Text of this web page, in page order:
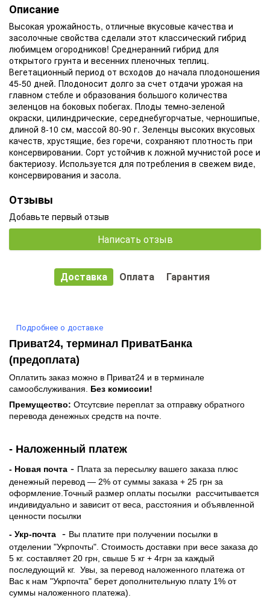
Описание
Высокая урожайность, отличные вкусовые качества и
засолочные свойства сделали этот классический гибрид
любимцем огородников! Среднеранний гибрид для
открытого грунта и весенних пленочных теплиц.
Вегетационный период от всходов до начала плодоношения
45-50 дней. Плодоносит долго за счет отдачи урожая на
главном стебле и образования большого количества
зеленцов на боковых побегах. Плоды темно-зеленой
окраски, цилиндрические, середнебугорчатые, черношипые,
длиной 8-10 см, массой 80-90 г. Зеленцы высоких вкусовых
качеств, хрустящие, без горечи, сохраняют плотность при
консервировании. Сорт устойчив к ложной мучнистой росе и
бактериозу. Используется для потребления в свежем виде,
консервирования и засола.
Отзывы
Добавьте первый отзыв
Написать отзыв
Доставка Оплата Гарантия
Подробнее о доставке
Приват24, терминал ПриватБанка
(предоплата)
Оплатить заказ можно в Приват24 и в терминале
самообслуживания. Без комиссии!
Премущество: Отсутсвие переплат за отправку обратного
перевода денежных средств на почте.
- Наложенный платеж
- Новая почта - Плата за пересылку вашего заказа плюс
денежный перевод — 2% от суммы заказа + 25 грн за
оформление.Точный размер оплаты посылки рассчитывается
индивидуально и зависит от веса, расстояния и объявленной
ценности посылки
- Укр-почта
- Вы платите при получении посылки в
отделении "Укрпочты". Стоимость доставки при весе заказа до
5 кг. составляет 20 грн, свыше 5 кг + 4грн за каждый
последующий кг. Увы, за перевод наложенного платежа от
Вас к нам "Укрпочта" берет дополнительную плату 1% от
суммы наложенного платежа).